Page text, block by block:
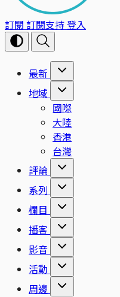
訂閱 訂閱支持登入
最新
地域
國際
大陸
香港
台灣
評論
系列
欄目
播客
影音
活動
周邊